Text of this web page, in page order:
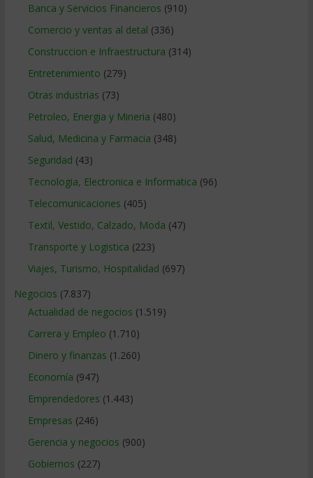
Banca y Servicios Financieros (910)
Comercio y ventas al detal (336)
Construccion e Infraestructura (314)
Entretenimiento (279)
Otras industrias (73)
Petroleo, Energia y Mineria (480)
Salud, Medicina y Farmacia (348)
Seguridad (43)
Tecnologia, Electronica e Informatica (96)
Telecomunicaciones (405)
Textil, Vestido, Calzado, Moda (47)
Transporte y Logistica (223)
Viajes, Turismo, Hospitalidad (697)
Negocios (7.837)
Actualidad de negocios (1.519)
Carrera y Empleo (1.710)
Dinero y finanzas (1.260)
Economía (947)
Emprendedores (1.443)
Empresas (246)
Gerencia y negocios (900)
Gobiernos (227)